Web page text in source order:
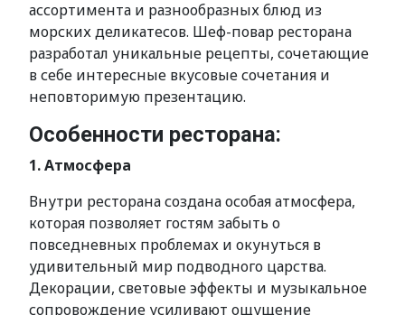
ассортимента и разнообразных блюд из
морских деликатесов. Шеф-повар ресторана
разработал уникальные рецепты, сочетающие
в себе интересные вкусовые сочетания и
неповторимую презентацию.
Особенности ресторана:
1. Атмосфера
Внутри ресторана создана особая атмосфера,
которая позволяет гостям забыть о
повседневных проблемах и окунуться в
удивительный мир подводного царства.
Декорации, световые эффекты и музыкальное
сопровождение усиливают ощущение